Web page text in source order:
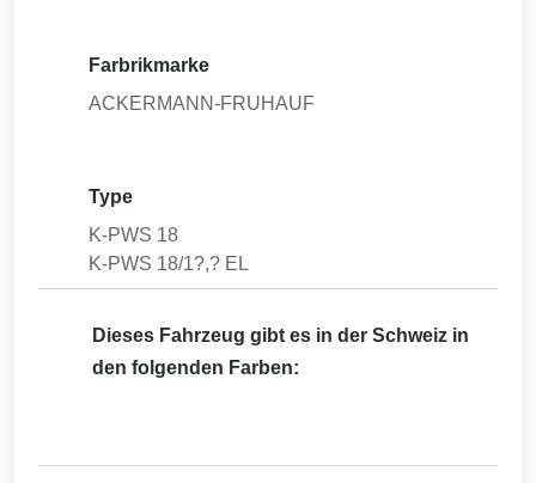
Farbrikmarke
ACKERMANN-FRUHAUF
Type
K-PWS 18
K-PWS 18/1?,? EL
Dieses Fahrzeug gibt es in der Schweiz in
den folgenden Farben: